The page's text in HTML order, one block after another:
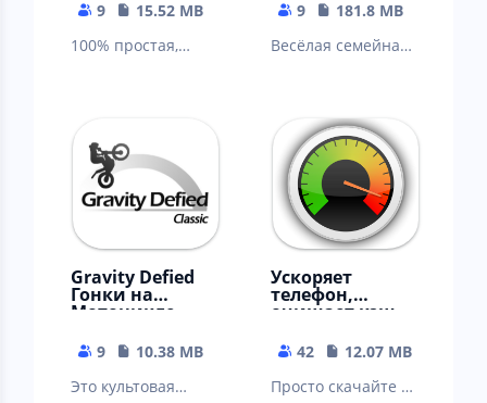
9
15.52 MB
100% простая,
скачать бесплатно
9
181.8 MB
Весёлая семейная
как дача. Тауншип.
Gravity Defied
Гонки на
Мотоцикле
9
10.38 MB
Это культовая
Ускоряет
телефон,
очищает кэш
ватсап
42
12.07 MB
Просто скачайте и